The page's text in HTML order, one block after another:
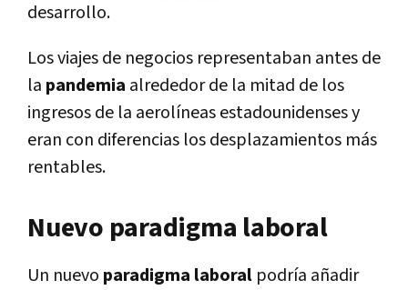
desarrollo.
Los viajes de negocios representaban antes de
la pandemia alrededor de la mitad de los
ingresos de la aerolíneas estadounidenses y
eran con diferencias los desplazamientos más
rentables.
Nuevo paradigma laboral
Un nuevo paradigma laboral podría añadir